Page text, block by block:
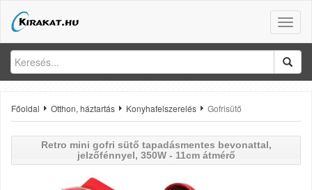
Toggle
Főoldal Otthon, háztartás Konyhafelszerelés Gofrisütő
Retro mini gofri sütő tapadásmentes bevonattal,
jelzőfénnyel, 350W - 11cm átmérő